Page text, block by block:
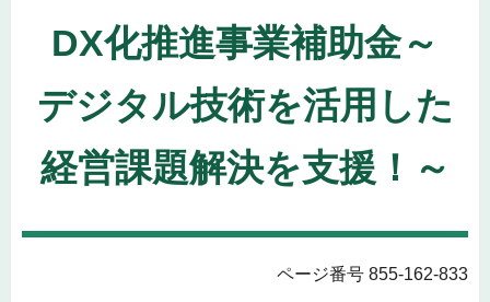
DX化推進事業補助金～
デジタル技術を活用した
経営課題解決を支援！～
ページ番号 855-162-833